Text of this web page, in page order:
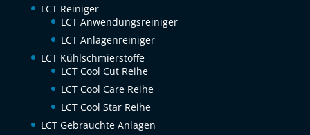
LCT Reiniger
LCT Anwendungsreiniger
LCT Anlagenreiniger
LCT Kühlschmierstoffe
LCT Cool Cut Reihe
LCT Cool Care Reihe
LCT Cool Star Reihe
LCT Gebrauchte Anlagen